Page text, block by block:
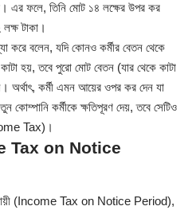
এর ফলে, তিনি মোট ১৪ লক্ষের উপর কর
টাকা।
করে বলেন, যদি কোনও কর্মীর বেতন থেকে
হয়, তবে পুরো মোট বেতন (যার থেকে কাটা
অর্থাৎ, কর্মী এমন আয়ের ওপর কর দেন যা
কোম্পানি কর্মীকে ক্ষতিপূরণ দেয়, তবে সেটিও
Tax)।
Tax on Notice
(Income Tax on Notice Period),